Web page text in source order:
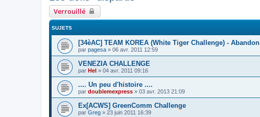
Verrouillé
SUJETS
[34èAC] TEAM KOREA (White Tiger Challenge) - Abandon
par pagesa » 06 avr. 2011 12:59
VENEZIA CHALLENGE
par Hel » 04 avr. 2011 09:16
.... Un peu d'histoire ....
par doublemexpress » 03 avr. 2013 21:09
Ex[ACWS] GreenComm Challenge
par Greg » 23 juin 2011 16:39